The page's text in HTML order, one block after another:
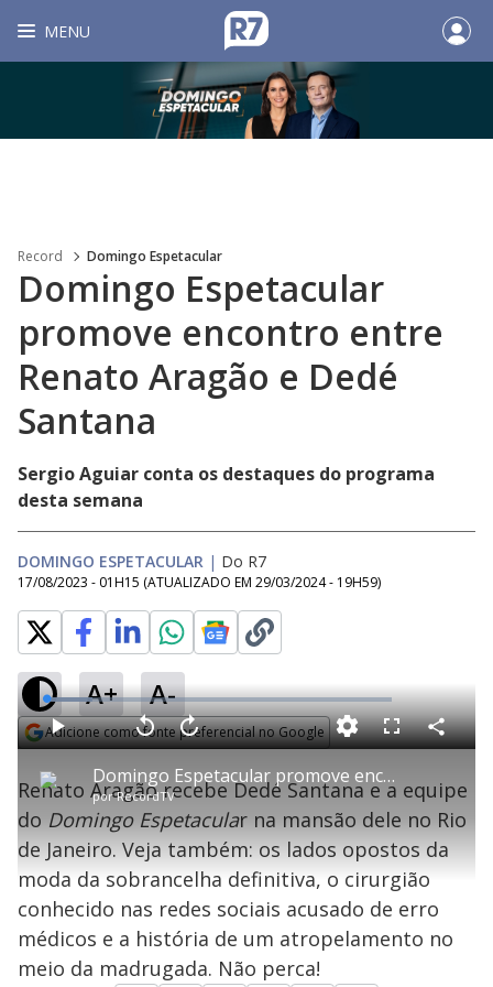
MENU
Record Domingo Espetacular
Domingo Espetacular
promove encontro entre
Renato Aragão e Dedé
Santana
Sergio Aguiar conta os destaques do programa
desta semana
DOMINGO ESPETACULAR | Do R7
17/08/2023 - 01H15 (ATUALIZADO EM 29/03/2024 - 19H59)
A+ A-
Adicione como fonte preferencial no Google
P
l
a
Domingo Espetacular promove encontro entre Renato Aragão e Dedé Santana
porRecordTV
P V
t
a
r
1
0
e
u
n
d
s
A
n
ç
a
r
1
0
e
u
n
d
o
s
L
o
a
d
e
3
.
4
0
F
l
s
c
e
n
C
o
a
h
a
Renato Aragão recebe Dedé Santana e a equipe
do Domingo Espetacular na mansão dele no Rio
de Janeiro. Veja também: os lados opostos da
moda da sobrancelha definitiva, o cirurgião
conhecido nas redes sociais acusado de erro
médicos e a história de um atropelamento no
meio da madrugada. Não perca!